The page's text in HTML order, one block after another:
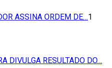
ASSINA ORDEM DE…1
DIVULGA RESULTADO DO…